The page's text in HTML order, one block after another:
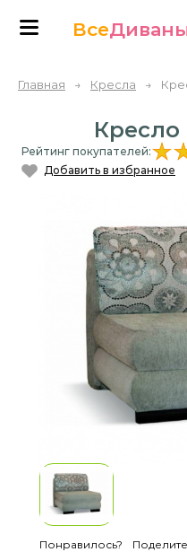
Все
Главная → Кресла →
Рейтинг покупателей:
Добавить в избранное
Понравилось?